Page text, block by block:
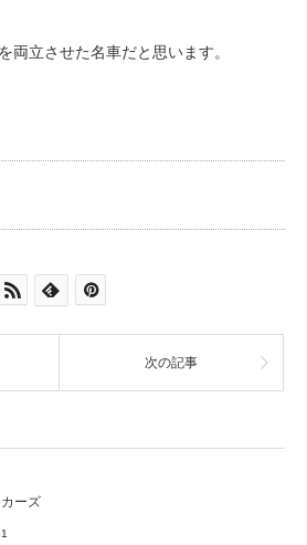
両立させた名車だと思います。
次の記事
ーズ